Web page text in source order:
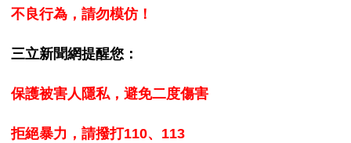
不良行為，請勿模仿！
三立新聞網提醒您：
保護被害人隱私，避免二度傷害
拒絕暴力，請撥打110、113